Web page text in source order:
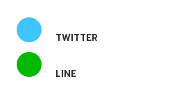
TWITTER
LINE